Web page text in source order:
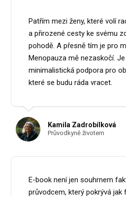
Patřím mezi ženy, které volí
a přirozené cesty ke svému
pohodě. A přesně tím je pro
Menopauza mě nezaskočí.
minimalistická podpora pro
které se budu ráda vracet.
Kamila Zadrobílková
Průvodkyně životem
E-book není jen souhrnem
průvodcem, který pokrývá jak